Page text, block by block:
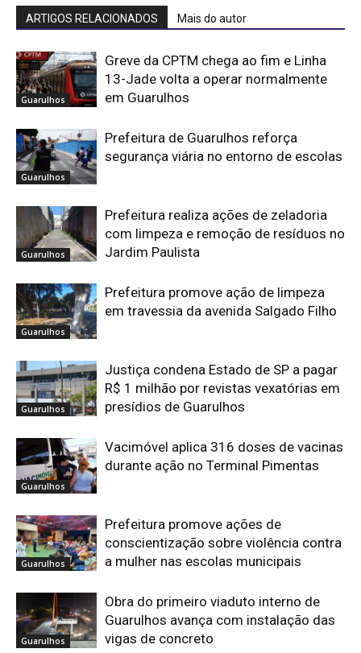
ARTIGOS RELACIONADOS Mais do autor
Guarulhos
Greve da CPTM chega ao fim e Linha
13-Jade volta a operar normalmente
em Guarulhos
Guarulhos
Prefeitura de Guarulhos reforça
segurança viária no entorno de escolas
Guarulhos
Prefeitura realiza ações de zeladoria
com limpeza e remoção de resíduos no
Jardim Paulista
Guarulhos
Prefeitura promove ação de limpeza
em travessia da avenida Salgado Filho
Guarulhos
Justiça condena Estado de SP a pagar
R$ 1 milhão por revistas vexatórias em
presídios de Guarulhos
Guarulhos
Vacimóvel aplica 316 doses de vacinas
durante ação no Terminal Pimentas
Guarulhos
Prefeitura promove ações de
conscientização sobre violência contra
a mulher nas escolas municipais
Guarulhos
Obra do primeiro viaduto interno de
Guarulhos avança com instalação das
vigas de concreto